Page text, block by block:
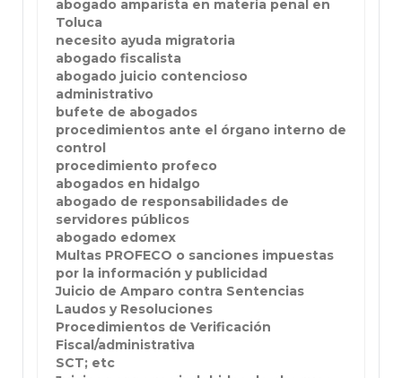
abogado amparista en materia penal en
Toluca
necesito ayuda migratoria
abogado fiscalista
abogado juicio contencioso
administrativo
bufete de abogados
procedimientos ante el órgano interno de
control
procedimiento profeco
abogados en hidalgo
abogado de responsabilidades de
servidores públicos
abogado edomex
Multas PROFECO o sanciones impuestas
por la información y publicidad
Juicio de Amparo contra Sentencias
Laudos y Resoluciones
Procedimientos de Verificación
Fiscal/administrativa
SCT; etc